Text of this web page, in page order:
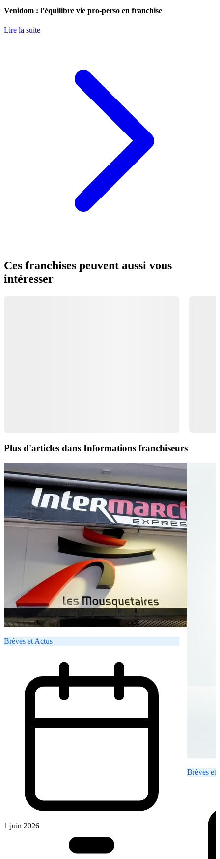
Venidom : l’équilibre vie pro-perso en franchise
Lire la suite
Ces franchises peuvent aussi vous
intéresser
Plus d'articles dans Informations franchiseurs
Brèves et Actus
1 juin 2026
Brèves et